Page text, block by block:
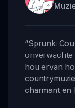
“Sprunki
onverwachte
hou ervan
charmant en